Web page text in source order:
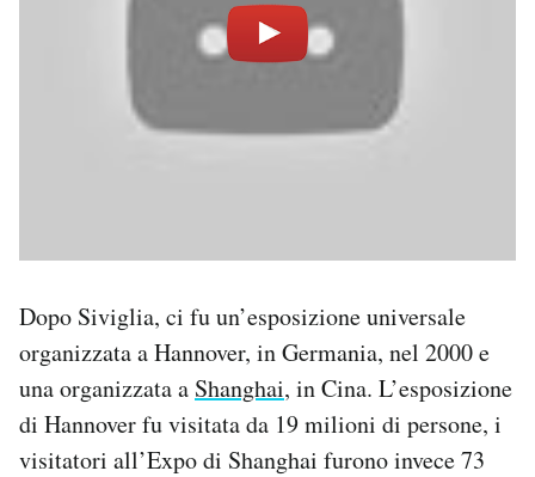
Dopo Siviglia, ci fu un’esposizione universale
organizzata a Hannover, in Germania, nel 2000 e
una organizzata a Shanghai, in Cina. L’esposizione
di Hannover fu visitata da 19 milioni di persone, i
visitatori all’Expo di Shanghai furono invece 73